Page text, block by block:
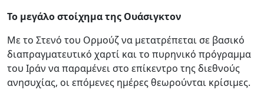
Το μεγάλο στοίχημα της Ουάσιγκτον
Με το Στενό του Ορμούζ να μετατρέπεται σε βασικό
διαπραγματευτικό χαρτί και το πυρηνικό πρόγραμμα
του Ιράν να παραμένει στο επίκεντρο της διεθνούς
ανησυχίας, οι επόμενες ημέρες θεωρούνται κρίσιμες.